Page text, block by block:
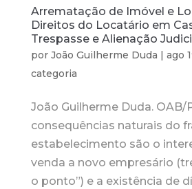
Arrematação de Imóvel e
Direitos do Locatário em
Trespasse e Alienação
por João Guilherme Duda | ago
categoria
João Guilherme Duda. OAB/
consequências naturais do
estabelecimento são o
venda a novo empresário
o ponto”) e a existência de